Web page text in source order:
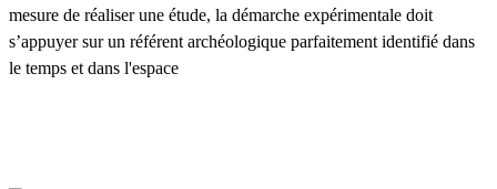
mesure de réaliser une étude, la démarche expérimentale doit
s’appuyer sur un référent archéologique parfaitement identifié dans
le temps et dans l'espace